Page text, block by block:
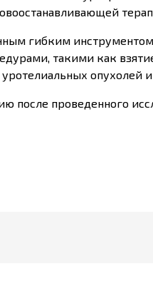
гибким
такими как
опухолей и
после проведенного